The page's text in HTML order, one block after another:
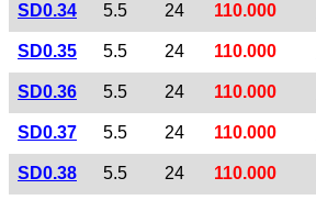
SD0.34 5.5 24 110.000
SD0.35 5.5 24 110.000
SD0.36 5.5 24 110.000
SD0.37 5.5 24 110.000
SD0.38 5.5 24 110.000